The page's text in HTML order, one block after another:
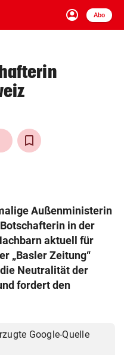
account_circle
Anmelden
Abo
close Schließen
arrow_right
2026
Außenministerin
in der
aktuell für
„Basler Zeitung“
Neutralität der
fordert den
Google-Quelle